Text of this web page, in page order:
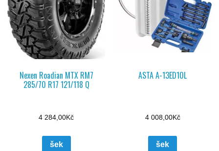
Nexen Roadian MTX RM7
285/70 R17 121/118 Q
4 284,00Kč
šek
ASTA A-13ED10L
4 008,00Kč
šek